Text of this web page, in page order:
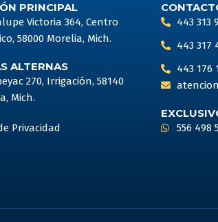
PRINCIPAL
Victoria 364, Centro
58000 Morelia, Mich.
ALTERNAS
270, Irrigación, 58140
Mich.
Privacidad
443 313
443 317
443 176
556 498